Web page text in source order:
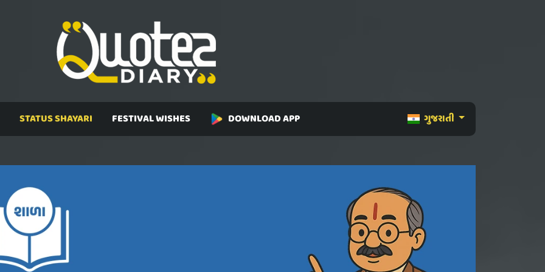
ગુજરાતી
STATUS SHAYARI FESTIVAL WISHES DOWNLOAD APP